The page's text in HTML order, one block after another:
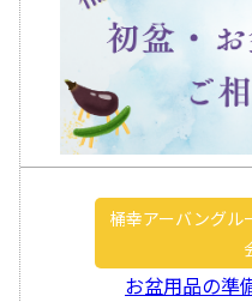
桶幸アーバングル
お盆用品の準